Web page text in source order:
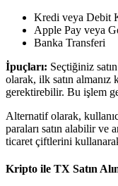
Pasif gelir
Bitrue
AI
Kredi veya Debit
Apple Pay veya
Banka Transferi
İpuçları: Seçtiğiniz
olarak, ilk satın
gerektirebilir. Bu işlem
Alternatif olarak,
paraları satın alabilir ve
ticaret çiftlerini
Kripto ile TX Satın